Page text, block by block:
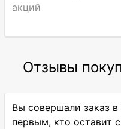
акций
Отзывы
Вы совершали заказ
первым, кто оставит